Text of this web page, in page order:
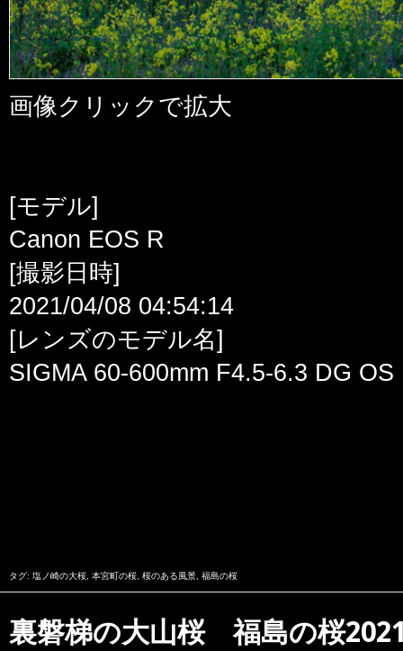
画像クリックで拡大
[モデル]
Canon EOS R
[撮影日時]
2021/04/08 04:54:14
[レンズのモデル名]
SIGMA 60-600mm F4.5-6.3 DG
タグ: 塩ノ崎の大桜, 本宮町の桜, 桜のある風景, 福島の桜
裏磐梯の大山桜 福島の桜